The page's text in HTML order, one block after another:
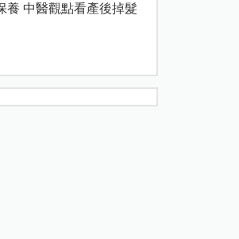
養 中醫觀點看產後掉髮